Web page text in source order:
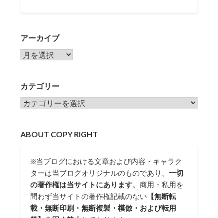
アーカイブ
アーカイブ
カテゴリー
カテゴリー
ABOUT COPY RIGHT
※当ブログにおける文章および内容・キャラク
ターは当ブログオリジナルのものであり、一切
の著作権は当サイトにあります。商用・私用を
問わず当サイトの著作権記載のない 【無断転
載・無断印刷・無断複製・模倣・および転用